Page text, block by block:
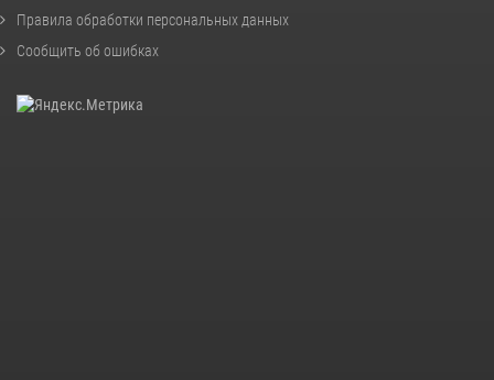
Правила обработки персональных данных
Сообщить об ошибках